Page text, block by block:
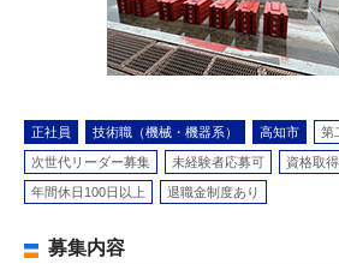
正社員 技術職（機械・機器系） 高知市 第
次世代リーダー募集 未経験者応募可 資格取
年間休日100日以上 退職金制度あり
募集内容